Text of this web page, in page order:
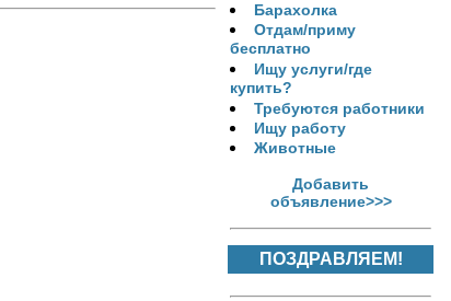
Барахолка
Отдам/приму
бесплатно
Ищу услуги/где
купить?
Требуются работники
Ищу работу
Животные
Добавить
объявление>>>
ПОЗДРАВЛЯЕМ!